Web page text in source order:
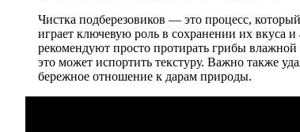
Чистка подберезовиков — это процесс,
играет ключевую роль в сохранении их вкуса
рекомендуют просто протирать грибы
это может испортить текстуру. Важно также
бережное отношение к дарам природы.